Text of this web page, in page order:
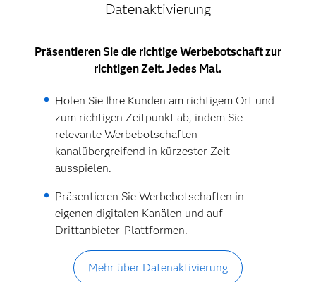
Datenaktivierung
Präsentieren Sie die richtige Werbebotschaft zur
richtigen Zeit. Jedes Mal.
Holen Sie Ihre Kunden am richtigem Ort und
zum richtigen Zeitpunkt ab, indem Sie
relevante Werbebotschaften
kanalübergreifend in kürzester Zeit
ausspielen.
Präsentieren Sie Werbebotschaften in
eigenen digitalen Kanälen und auf
Drittanbieter-Plattformen.
Mehr über Datenaktivierung